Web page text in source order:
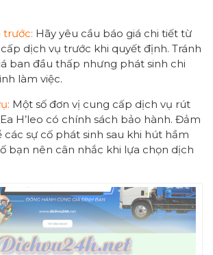
trước: Hãy yêu cầu báo giá chi tiết từ
dịch vụ trước khi quyết định. Tránh
ban đầu thấp nhưng phát sinh chi
làm việc.
Một số đơn vị cung cấp dịch vụ rút
H’leo có chính sách bảo hành. Đảm
các sự cố phát sinh sau khi hút hầm
bạn nên cân nhắc khi lựa chọn dịch